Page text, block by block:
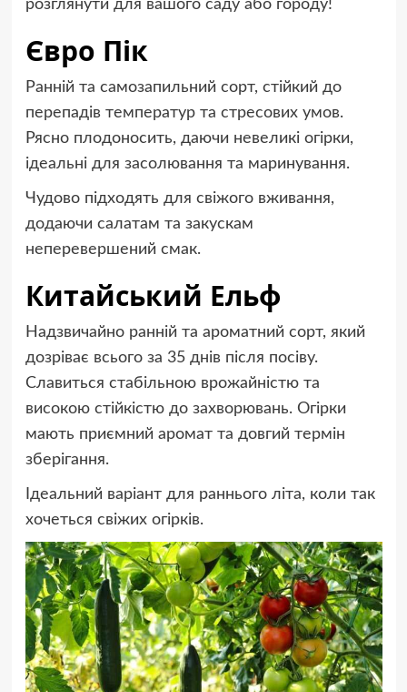
розглянути для вашого саду або городу!
Євро Пік
Ранній та самозапильний сорт, стійкий до
перепадів температур та стресових умов.
Рясно плодоносить, даючи невеликі огірки,
ідеальні для засолювання та маринування.
Чудово підходять для свіжого вживання,
додаючи салатам та закускам
неперевершений смак.
Китайський Ельф
Надзвичайно ранній та ароматний сорт, який
дозріває всього за 35 днів після посіву.
Славиться стабільною врожайністю та
високою стійкістю до захворювань. Огірки
мають приємний аромат та довгий термін
зберігання.
Ідеальний варіант для раннього літа, коли так
хочеться свіжих огірків.